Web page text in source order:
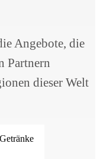
Angebote, die
Partnern
dieser Welt